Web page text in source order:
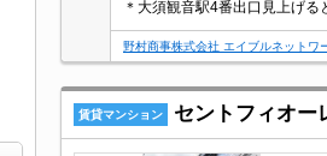
＊大須観音駅4番出口見上げる
野村商事株式会社 エイブルネットワ
賃貸マンション セントフィオー